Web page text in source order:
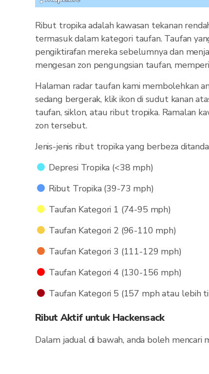
Ribut tropika adalah kawasan tekanan
termasuk dalam kategori taufan. Taufan
pengiktirafan mereka sebelumnya dan
mengesan zon pengungsian taufan,
Halaman radar taufan kami membolehkan
sedang bergerak, klik ikon di sudut kanan
taufan, siklon, atau ribut tropika. Ramalan
zon tersebut.
Jenis-jenis ribut tropika yang berbeza
Depresi Tropika (<38 mph)
Ribut Tropika (39-73 mph)
Taufan Kategori 1 (74-95 mph)
Taufan Kategori 2 (96-110 mph)
Taufan Kategori 3 (111-129 mph)
Taufan Kategori 4 (130-156 mph)
Taufan Kategori 5 (157 mph atau lebih
Ribut Aktif untuk Hackensack
Dalam jadual di bawah, anda boleh